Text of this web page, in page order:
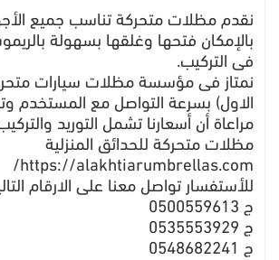
نقدم مظلات متحركة تناسب جميع
بالإمكان فتحها وغلقها بسهولة
فى التركيب.
نمتاز فى مؤسسة مظلات سيارات
الاول) بسرعة التواصل مع المستخدم
مراعاة أن أسعارنا تشمل التوريد
مظلات متحركة للحدائق المنزلية
https://alakhtiarumbrellas.com/
للأستفسار تواصل معنا على الارقام
ج 0500559613
ج 0535553929
ج 0548682241